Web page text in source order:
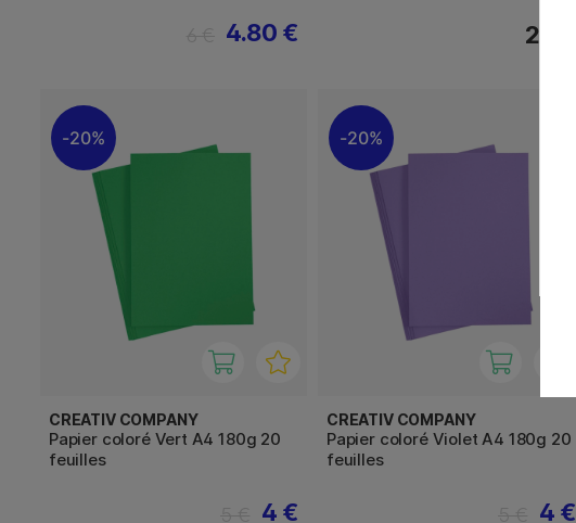
4.80 € 29 €
20%
CREATIV COMPANY
Papier coloré Vert A4 180g 20
feuilles
4 €
20%
CREATIV COMPANY
Papier coloré Violet A4 180g 20
feuilles
4 €